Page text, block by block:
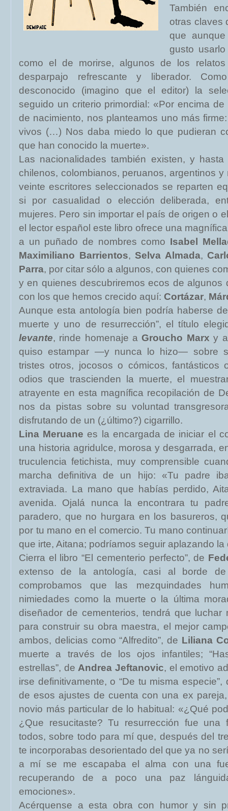
También
otras claves
que
gusto
como el de morirse, algunos de los
desparpajo refrescante y liberador.
desconocido (imagino que el editor) la
seguido un criterio primordial: «Por encima
de nacimiento, nos planteamos uno más
vivos (…) Nos daba miedo lo que pudieran
que han conocido la muerte».
Las nacionalidades también existen, y
chilenos, colombianos, peruanos, argentinos
veinte escritores seleccionados se reparten
si por casualidad o elección deliberada,
mujeres. Pero sin importar el país de origen o
el lector español este libro ofrece una
a un puñado de nombres como Isabel
Maximiliano Barrientos,Selva Almada,
Parra, por citar sólo a algunos, con quienes
y en quienes descubriremos ecos de algunos
con los que hemos crecido aquí: Cortázar,
Aunque esta antología bien podría haberse
muerte y uno de resurrección”, el título
levante, rinde homenaje aGroucho Marx y
quiso estampar —y nunca lo hizo— sobre
tristes otros, jocosos o cómicos, fantásticos
odios que trascienden la muerte, el
atrayente en esta magnífica recopilación de
nos da pistas sobre su voluntad
disfrutando de un (¿último?) cigarrillo.
Lina Meruane es la encargada de iniciar el
una historia agridulce, morosa y desgarrada,
truculencia fetichista, muy comprensible
marcha definitiva de un hijo: «Tu padre
extraviada. La mano que habías perdido,
avenida. Ojalá nunca la encontrara tu
paradero, que no hurgara en los basureros,
por tu mano en el comercio. Tu mano
que irte, Aitana; podríamos seguir aplazando
Cierra el libro “El cementerio perfecto”, de
extenso de la antología, casi al borde
comprobamos que las mezquindades
nimiedades como la muerte o la última
diseñador de cementerios, tendrá que
para construir su obra maestra, el mejor
ambos, delicias como “Alfredito”, de Liliana
muerte a través de los ojos infantiles;
estrellas”, de Andrea Jeftanovic, el emotivo
irse definitivamente, o “De tu misma
de esos ajustes de cuenta con una ex
novio más particular de lo habitual: «¿Qué
¿Que resucitaste? Tu resurrección fue
todos, sobre todo para mí que, después del
te incorporabas desorientado del que ya no
a mí se me escapaba el alma con una
recuperando de a poco una paz
emociones».
Acérquense a esta obra con humor y sin